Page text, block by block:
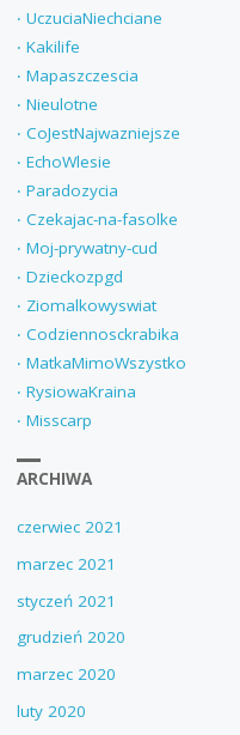
‧ UczuciaNiechciane
‧ Kakilife
‧ Mapaszczescia
‧ Nieulotne
‧ CoJestNajwazniejsze
‧ EchoWlesie
‧ Paradozycia
‧ Czekajac-na-fasolke
‧ Moj-prywatny-cud
‧ Dzieckozpgd
‧ Ziomalkowyswiat
‧ Codziennosckrabika
‧ MatkaMimoWszystko
‧ RysiowaKraina
‧ Misscarp
ARCHIWA
czerwiec 2021
marzec 2021
styczeń 2021
grudzień 2020
marzec 2020
luty 2020